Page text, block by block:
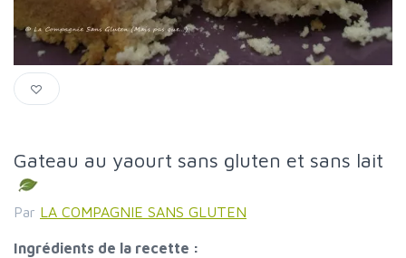
Gateau au yaourt sans gluten et sans lait
Par LA COMPAGNIE SANS GLUTEN
Ingrédients de la recette :